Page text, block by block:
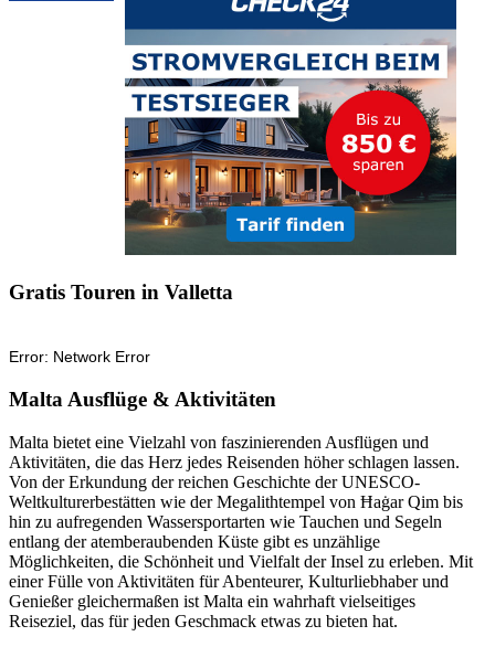
Gratis Touren in Valletta
Malta Ausflüge & Aktivitäten
Malta bietet eine Vielzahl von faszinierenden Ausflügen und
Aktivitäten, die das Herz jedes Reisenden höher schlagen lassen.
Von der Erkundung der reichen Geschichte der UNESCO-
Weltkulturerbestätten wie der Megalithtempel von Ħaġar Qim bis
hin zu aufregenden Wassersportarten wie Tauchen und Segeln
entlang der atemberaubenden Küste gibt es unzählige
Möglichkeiten, die Schönheit und Vielfalt der Insel zu erleben. Mit
einer Fülle von Aktivitäten für Abenteurer, Kulturliebhaber und
Genießer gleichermaßen ist Malta ein wahrhaft vielseitiges
Reiseziel, das für jeden Geschmack etwas zu bieten hat.